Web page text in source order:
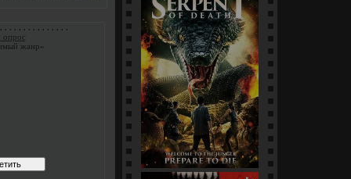
. . . . . . . . . . . . . .
жанр»